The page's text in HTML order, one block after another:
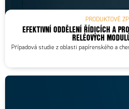
PRODUKTOVÉ
EFEKTIVNÍ ODDĚLENÍ ŘÍDICÍCH A
RELÉOVÝCH
Případová studie z oblasti papírenského a